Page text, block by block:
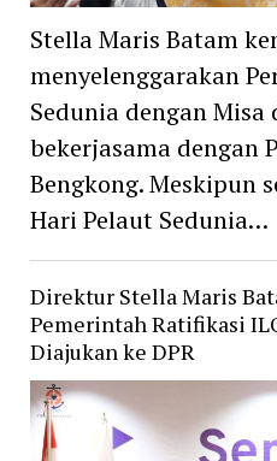
Stella Maris Batam
menyelenggarakan
Sedunia dengan Misa
bekerjasama dengan
Bengkong. Meskipun
Hari Pelaut Sedunia…
Direktur Stella Maris
Pemerintah Ratifikasi
Diajukan ke DPR